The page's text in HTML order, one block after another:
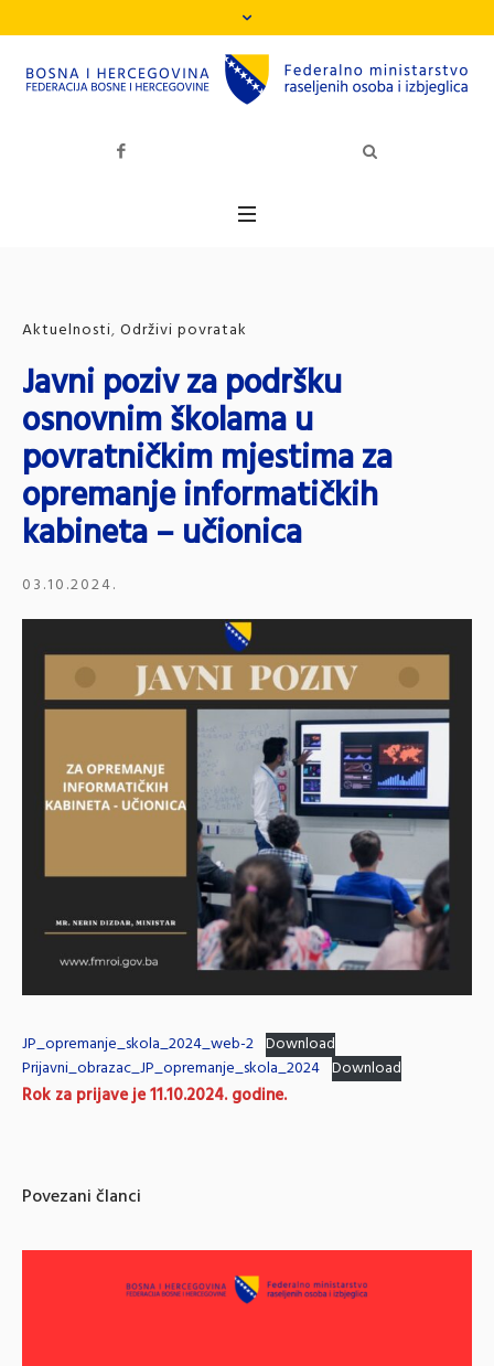
Aktuelnosti, Održivi povratak
Javni poziv za podršku
osnovnim školama u
povratničkim mjestima za
opremanje informatičkih
kabineta – učionica
03.10.2024.
JP_opremanje_skola_2024_web-2 Download
Prijavni_obrazac_JP_opremanje_skola_2024 Download
Rok za prijave je 11.10.2024. godine.
Povezani članci